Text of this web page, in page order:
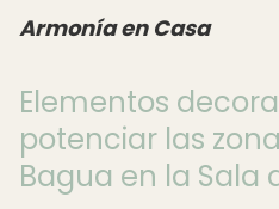
Armonía en Casa
Elementos
potenciar las
Bagua en la Sala